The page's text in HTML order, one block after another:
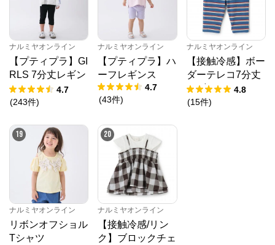
ナルミヤオンライン
【プティプラ】GI
RLS 7分丈レギン
ス
4.7
(243件)
ナルミヤオンライン
【プティプラ】ハ
ーフレギンス
4.7
(43件)
ナルミヤオンライン
【接触冷感】ボー
ダーテレコ7分丈
レギンス
4.8
(15件)
19
ナルミヤオンライン
リボンオフショル
Tシャツ
20
ナルミヤオンライン
【接触冷感/リン
ク】ブロックチェ